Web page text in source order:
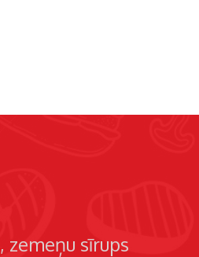
zemeņu sīrups